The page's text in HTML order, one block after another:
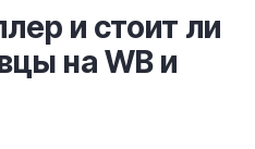
и стоит ли
на WB и